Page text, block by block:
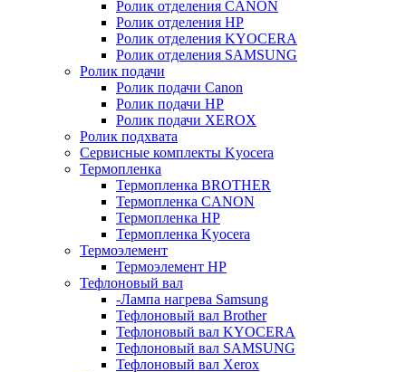
Ролик отделения CANON
Ролик отделения HP
Ролик отделения KYOCERA
Ролик отделения SAMSUNG
Ролик подачи
Ролик подачи Canon
Ролик подачи HP
Ролик подачи XEROX
Ролик подхвата
Сервисные комплекты Kyocera
Термопленка
Термопленка BROTHER
Термопленка CANON
Термопленка HP
Термопленка Kyocera
Термоэлемент
Термоэлемент НР
Тефлоновый вал
-Лампа нагрева Samsung
Тефлоновый вал Brother
Тефлоновый вал KYOCERA
Тефлоновый вал SAMSUNG
Тефлоновый вал Xerox